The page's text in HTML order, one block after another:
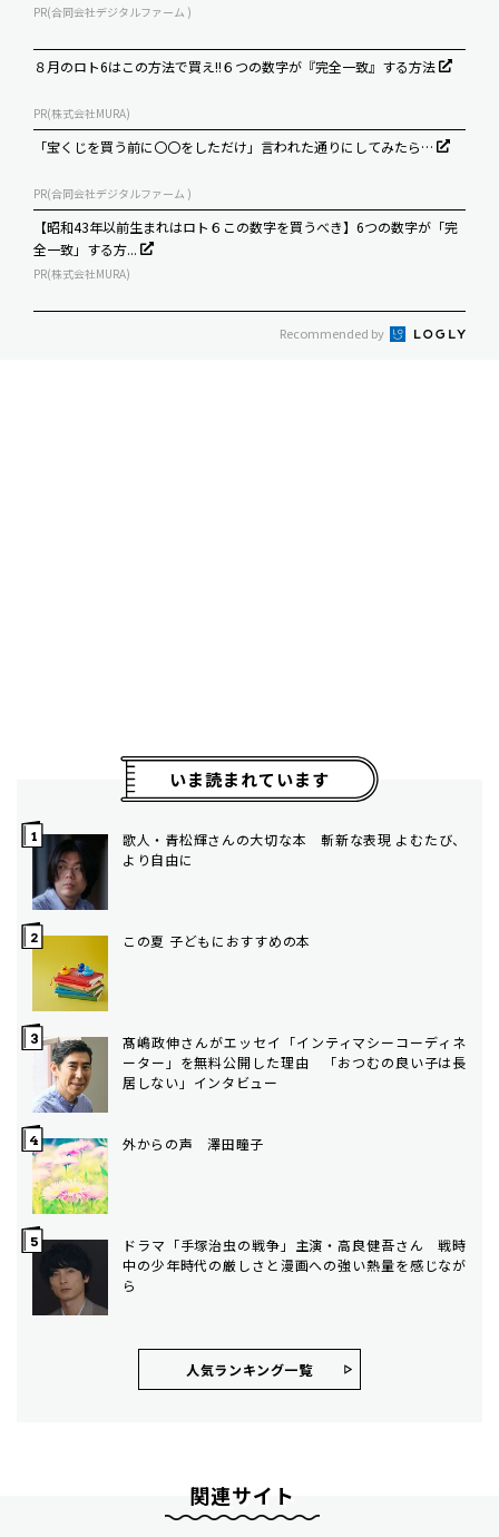
PR(合同会社デジタルファーム )
８月のロト6はこの方法で買え!!６つの数字が『完全一致』する方法
PR(株式会社MURA)
「宝くじを買う前に〇〇をしただけ」言われた通りにしてみたら…
PR(合同会社デジタルファーム )
【昭和43年以前生まれはロト６この数字を買うべき】6つの数字が「完
全一致」する方...
PR(株式会社MURA)
Recommended by
いま読まれています
歌人・青松輝さんの大切な本 斬新な表現 よむたび、
より自由に
この夏 子どもにおすすめの本
髙嶋政伸さんがエッセイ「インティマシーコーディネ
ーター」を無料公開した理由 「おつむの良い子は長
居しない」インタビュー
外からの声 澤田瞳子
ドラマ「手塚治虫の戦争」主演・高良健吾さん 戦時
中の少年時代の厳しさと漫画への強い熱量を感じなが
ら
人気ランキング⼀覧
関連サイト